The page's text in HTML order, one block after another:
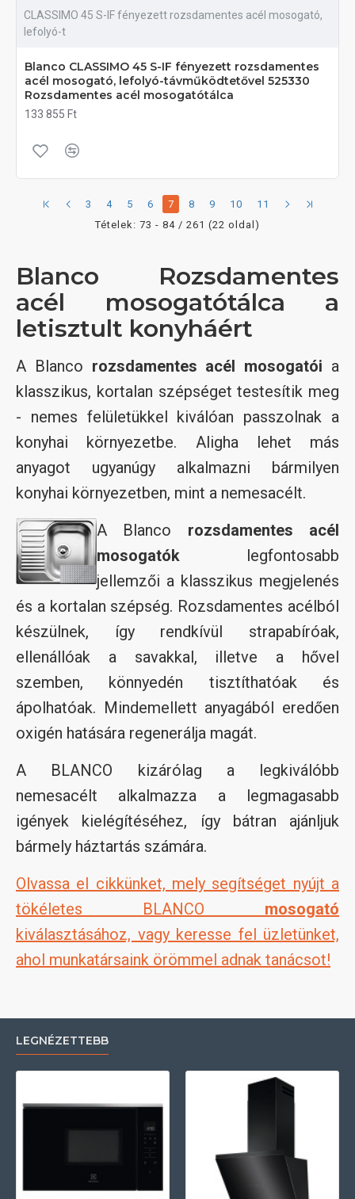
CLASSIMO 45 S-IF fényezett rozsdamentes acél mosogató,
lefolyó-t
Blanco CLASSIMO 45 S-IF fényezett rozsdamentes
acél mosogató, lefolyó-távműködtetővel 525330
Rozsdamentes acél mosogatótálca
133 855 Ft
3 4 5 6 7 8 9 10
11
Tételek: 73 - 84 / 261 (22 oldal)
Blanco Rozsdamentes
acél mosogatótálca a
letisztult konyháért
A Blanco rozsdamentes acél mosogatói a
klasszikus, kortalan szépséget testesítik meg
- nemes felületükkel kiválóan passzolnak a
konyhai környezetbe. Aligha lehet más
anyagot ugyanúgy alkalmazni bármilyen
konyhai környezetben, mint a nemesacélt.
A Blanco rozsdamentes acél
mosogatók legfontosabb
jellemzői a klasszikus megjelenés
és a kortalan szépség. Rozsdamentes acélból
készülnek, így rendkívül strapabíróak,
ellenállóak a savakkal, illetve a hővel
szemben, könnyedén tisztíthatóak és
ápolhatóak. Mindemellett anyagából eredően
oxigén hatására regenerálja magát.
A BLANCO kizárólag a legkiválóbb
nemesacélt alkalmazza a legmagasabb
igények kielégítéséhez, így bátran ajánljuk
bármely háztartás számára.
Olvassa el cikkünket, mely segítséget nyújt a
tökéletes BLANCO mosogató
kiválasztásához, vagy keresse fel üzletünket,
ahol munkatársaink örömmel adnak tanácsot!
LEGNÉZETTEBB